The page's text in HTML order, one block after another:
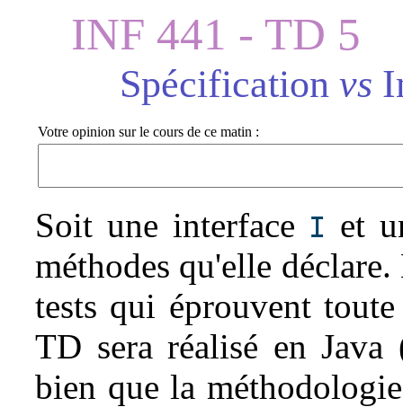
INF 441 - TD 5
Spécification vs
Votre opinion sur le cours de ce matin :
Soit une interface I et
méthodes qu'elle
tests qui éprouvent
TD sera réalisé en
bien que la